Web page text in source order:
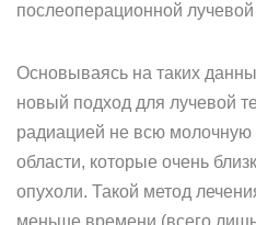
послеоперационной
Основываясь на таких
новый подход для лучевой
радиацией не всю молочную
области, которые очень
опухоли. Такой метод
меньше времени (всего